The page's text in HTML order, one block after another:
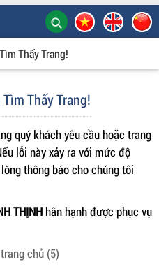
Thấy Trang!
Thấy Trang!
quý khách yêu cầu hoặc trang
lỗi này xảy ra với mức độ
thông báo cho chúng tôi
THỊNH hân hạnh được phục vụ
chủ (5)